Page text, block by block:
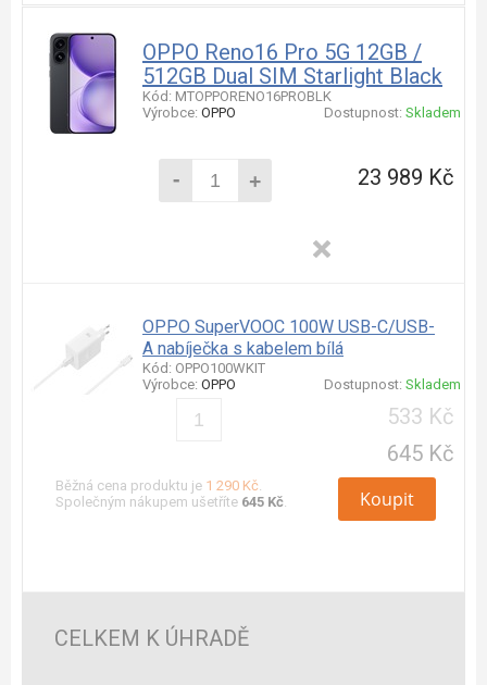
OPPO Reno16 Pro 5G 12GB /
512GB Dual SIM Starlight Black
Kód: MTOPPORENO16PROBLK
Výrobce: OPPO Dostupnost: Skladem
- + 23 989 Kč
OPPO SuperVOOC 100W USB-C/USB-
A nabíječka s kabelem bílá
Kód: OPPO100WKIT
Výrobce: OPPO Dostupnost: Skladem
533 Kč
645 Kč
Běžná cena produktu je 1 290 Kč.
Společným nákupem ušetříte 645 Kč. Koupit
CELKEM K ÚHRADĚ